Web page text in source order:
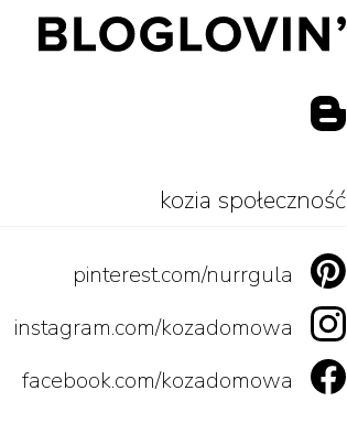
kozia społeczność
pinterest.com/nurrgula
instagram.com/kozadomowa
facebook.com/kozadomowa